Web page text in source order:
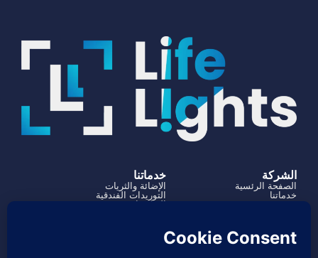
الشركة
الصفحة الرئسية
خدماتنا
خدماتنا
الإضائة والثريات
التوريدات الفندقية
الديكورات
تواصل معنا